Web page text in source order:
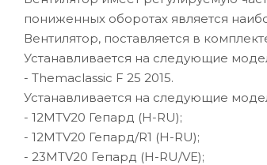
пониженных оборотах является
Вентилятор, поставляется в
Устанавливается на следующие
- Themaclassic F 25 2015.
Устанавливается на следующие
- 12MTV20 Гепард (H-RU);
- 12MTV20 Гепард/R1 (H-RU);
- 23MTV20 Гепард (H-RU/VE);